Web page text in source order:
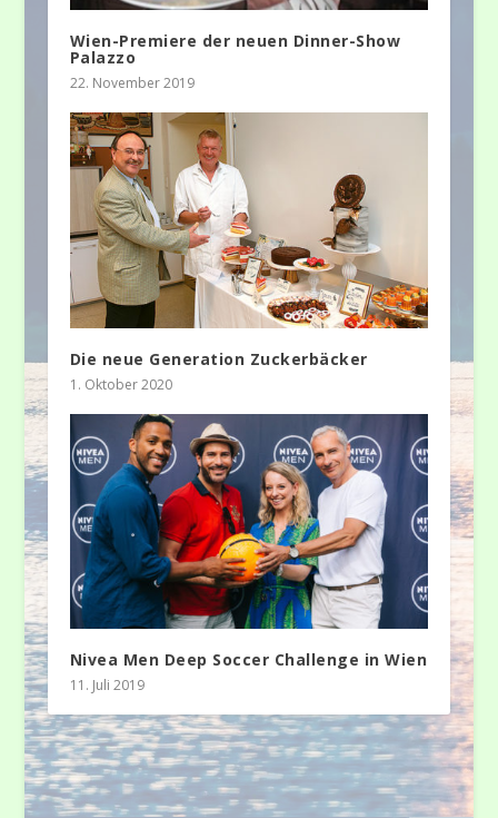
Wien-Premiere der neuen Dinner-Show
Palazzo
22. November 2019
Die neue Generation Zuckerbäcker
1. Oktober 2020
Nivea Men Deep Soccer Challenge in Wien
11. Juli 2019